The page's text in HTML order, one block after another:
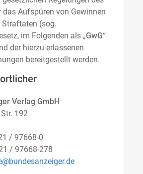
das Aufspüren von Gewinnen
Straftaten (sog.
im Folgenden als „GwG“
der hierzu erlassenen
bereitgestellt werden.
Verlag GmbH
192
/ 97668-0
/ 97668-278